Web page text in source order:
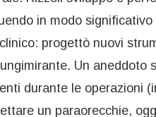
in modo significativo
progettò nuovi
Un aneddoto
durante le operazioni
un paraorecchie,